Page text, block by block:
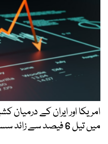
امریکا اور ایران کے
میں تیل 6 فیصد سے زائد سستا